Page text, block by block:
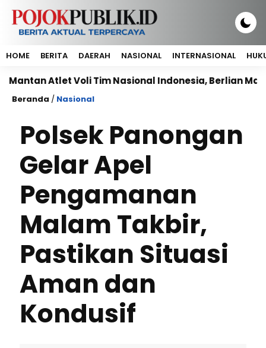
HOME BERITA DAERAH NASIONAL INTERNASIONAL
Atlet Voli Tim Nasional Indonesia, Berlian
Beranda / Nasional
Polsek Panongan
Gelar Apel
Pengamanan
Malam Takbir,
Pastikan Situasi
Aman dan
Kondusif